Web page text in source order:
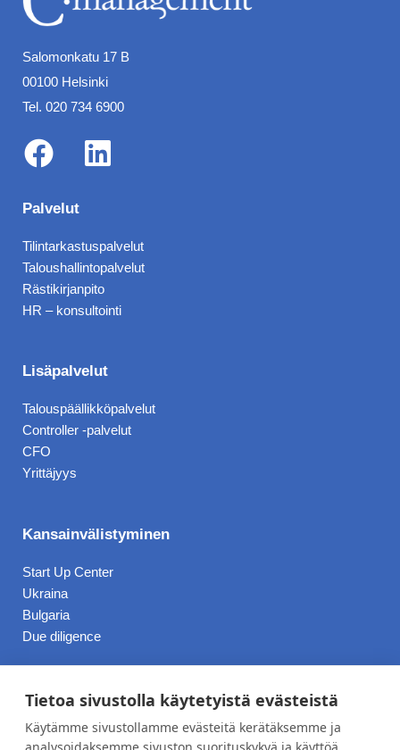
Salomonkatu 17 B
00100 Helsinki
Tel. 020 734 6900
F
a
c
e
b
o
k
L
k
e
d
n
Palvelut
Tilintarkastuspalvelut
Taloushallintopalvelut
Rästikirjanpito
HR – konsultointi
Lisäpalvelut
Talouspäällikköpalvelut
Controller -palvelut
CFO
Yrittäjyys
Kansainvälistyminen
Start Up Center
Ukraina
Bulgaria
Due diligence
Hinnasto
Blogi
Tietoa sivustolla käytetyistä evästeistä
Käytämme sivustollamme evästeitä kerätäksemme ja